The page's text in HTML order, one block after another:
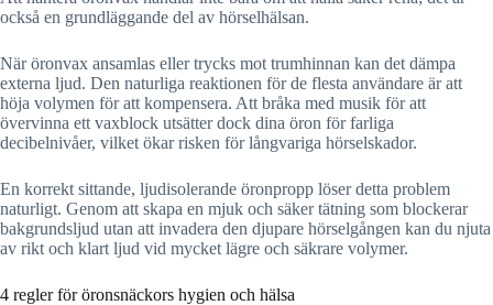
också en grundläggande del av hörselhälsan.
När öronvax ansamlas eller trycks mot trumhinnan kan det dämpa
externa ljud. Den naturliga reaktionen för de flesta användare är att
höja volymen för att kompensera. Att bråka med musik för att
övervinna ett vaxblock utsätter dock dina öron för farliga
decibelnivåer, vilket ökar risken för långvariga hörselskador.
En korrekt sittande, ljudisolerande öronpropp löser detta problem
naturligt. Genom att skapa en mjuk och säker tätning som blockerar
bakgrundsljud utan att invadera den djupare hörselgången kan du njuta
av rikt och klart ljud vid mycket lägre och säkrare volymer.
4 regler för öronsnäckors hygien och hälsa